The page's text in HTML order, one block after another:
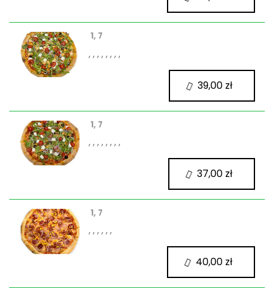
1, 7
, , , , , , , ,
1, 7
, , , , , , , ,
1, 7
, , , , , ,